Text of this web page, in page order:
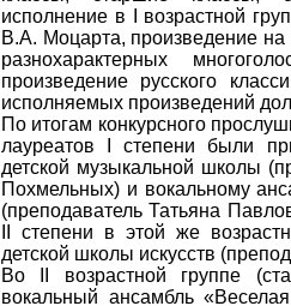
исполнение в I возрастной
В.А. Моцарта, произведение
разнохарактерных
произведение русского
исполняемых произведений
По итогам конкурсного
лауреатов I степени были
детской музыкальной школы
Похмельных) и вокальному
(преподаватель Татьяна
II степени в этой же
детской школы искусств
Во II возрастной группе
вокальный ансамбль